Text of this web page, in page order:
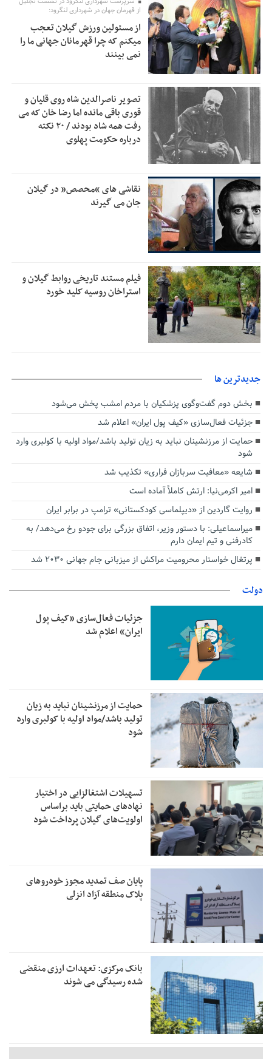
اولویت‌های گیلان پرداخت شود
2:53
زمان جلسه سرنوشت‌ساز هیات رئیسه فدراسیون فوتبال با حضور
قلعه‌نویی مشخص شد
2:50
دفتر رهبر انقلاب: مطالب خارج از مراجع رسمی فاقد سندیت
2:46
بقائی: فضای مذاکرات فنی و سیاسی ایران و عمان درباره تنگه
هرمز، مثبت است
رئیس سازمان جهاد کشاورزی استان: کشاورزان گیلان نسبت به
دریافت یارانه کود اقدام کنند
1:00 تمدید مهلت اظهارنامه‌های مالیاتی سال ۱۴۰۴ تا پایان شهریورماه
از قهرمان جهان در شهرداری لنگرود:
از مسئولین ورزش گیلان تعجب
میکنم که چرا قهرمانان جهانی ما را
نمی بینند
تصویر ناصرالدین شاه روی قلیان و
قوری باقی مانده اما رضا خان که می
رفت همه شاد بودند / ۲۰ نکته
درباره حکومت پهلوی
نقاشی های “محصص” در گیلان
جان می گیرند
فیلم مستند تاریخی روابط گیلان و
استراخان روسیه کلید خورد
جديدترين ها
بخش دوم گفت‌وگوی پزشکیان با مردم امشب پخش می‌شود
جزئیات فعال‌سازی «کیف پول ایران» اعلام شد
حمایت از مرزنشینان نباید به زیان تولید باشد/مواد اولیه با کولبری وارد
شود
شایعه «معافیت سربازان فراری» تکذیب شد
امیر اکرمی‌نیا: ارتش کاملاً آماده است
روایت گاردین از «دیپلماسی کودکستانی» ترامپ در برابر ایران
میراسماعیلی: با دستور وزیر، اتفاق بزرگی برای جودو رخ می‌دهد/ به
کادرفنی و تیم ایمان دارم
پرتغال خواستار محرومیت مراکش از میزبانی جام جهانی ۲۰۳۰ شد
دولت
جزئیات فعال‌سازی «کیف پول
ایران» اعلام شد
حمایت از مرزنشینان نباید به زیان
تولید باشد/مواد اولیه با کولبری وارد
شود
تسهیلات اشتغالزایی در اختیار
نهادهای حمایتی باید براساس
اولویت‌های گیلان پرداخت شود
پایان صف تمدید مجوز خودروهای
پلاک منطقه آزاد انزلی
بانک مرکزی: تعهدات ارزی منقضی
شده رسیدگی می شوند